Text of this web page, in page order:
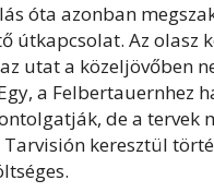
óta azonban
útkapcsolat. Az olasz
utat a közeljövőben
a Felbertauernhez
de a tervek
Tarvisión keresztül